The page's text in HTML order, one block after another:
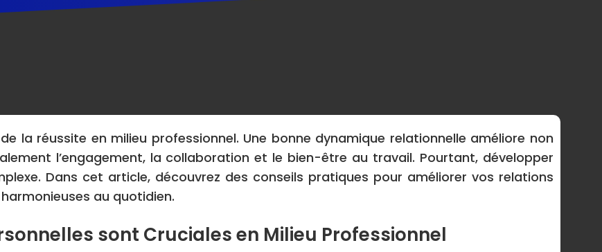
la réussite en milieu professionnel. Une bonne dynamique relationnelle améliore non
l’engagement, la collaboration et le bien-être au travail. Pourtant, développer
Dans cet article, découvrez des conseils pratiques pour améliorer vos relations
au quotidien.
sont Cruciales en Milieu Professionnel